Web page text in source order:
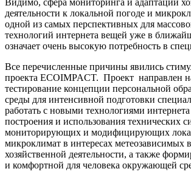
Видимо, сфера мониторинга и адаптации
деятельности к локальной погоде и
одной из самых перспективных для
технологий интернета вещей уже в
означает очень высокую потребность в
Все перечисленные причины явились
проекта ECOIMPACT. Проект направлен
тестирование концепции персональной
среды для интенсивной подготовки
работать с новыми технологиями
построения и использования технических
мониторирующих и модифицирующих
микроклимат в интересах метеозависимых
хозяйственной деятельности, а также
и комфортной для человека окружающей